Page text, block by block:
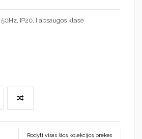
IP20, I apsaugos klasė
Rodyti visas šios kolekcijos prekes